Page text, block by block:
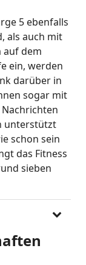
5 ebenfalls
als auch mit
auf dem
ein, werden
darüber in
sogar mit
unterstützt
schon sein
das Fitness
sieben